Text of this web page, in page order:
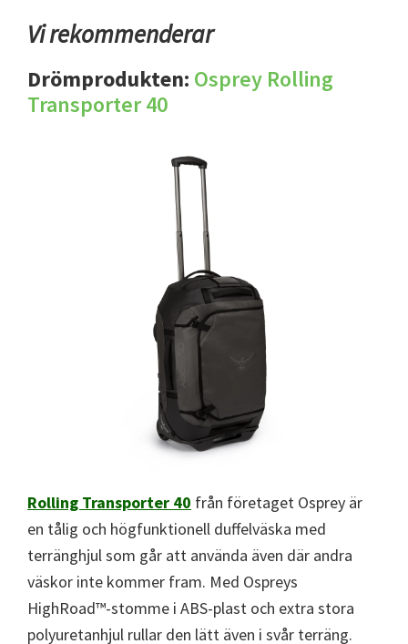
Vi rekommenderar
Drömprodukten: Osprey Rolling
Transporter 40
Rolling Transporter 40 från företaget Osprey är
en tålig och högfunktionell duffelväska med
terränghjul som går att använda även där andra
väskor inte kommer fram. Med Ospreys
HighRoad™-stomme i ABS-plast och extra stora
polyuretanhjul rullar den lätt även i svår terräng.